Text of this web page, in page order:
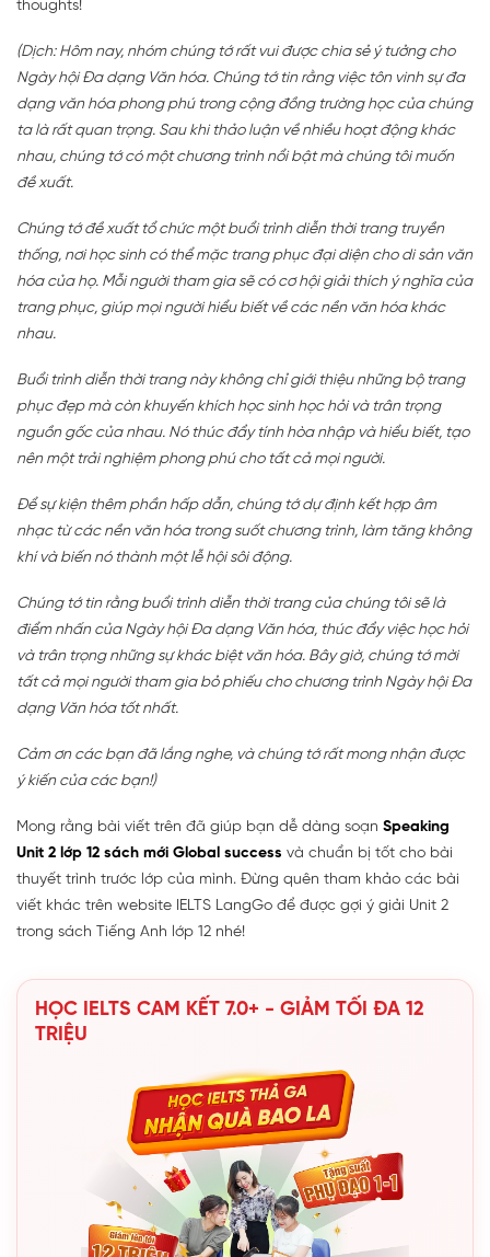
thoughts!
(Dịch: Hôm nay, nhóm chúng tớ rất vui được chia sẻ ý tưởng cho
Ngày hội Đa dạng Văn hóa. Chúng tớ tin rằng việc tôn vinh sự đa
dạng văn hóa phong phú trong cộng đồng trường học của chúng
ta là rất quan trọng. Sau khi thảo luận về nhiều hoạt động khác
nhau, chúng tớ có một chương trình nổi bật mà chúng tôi muốn
đề xuất.
Chúng tớ đề xuất tổ chức một buổi trình diễn thời trang truyền
thống, nơi học sinh có thể mặc trang phục đại diện cho di sản văn
hóa của họ. Mỗi người tham gia sẽ có cơ hội giải thích ý nghĩa của
trang phục, giúp mọi người hiểu biết về các nền văn hóa khác
nhau.
Buổi trình diễn thời trang này không chỉ giới thiệu những bộ trang
phục đẹp mà còn khuyến khích học sinh học hỏi và trân trọng
nguồn gốc của nhau. Nó thúc đẩy tính hòa nhập và hiểu biết, tạo
nên một trải nghiệm phong phú cho tất cả mọi người.
Để sự kiện thêm phần hấp dẫn, chúng tớ dự định kết hợp âm
nhạc từ các nền văn hóa trong suốt chương trình, làm tăng không
khí và biến nó thành một lễ hội sôi động.
Chúng tớ tin rằng buổi trình diễn thời trang của chúng tôi sẽ là
điểm nhấn của Ngày hội Đa dạng Văn hóa, thúc đẩy việc học hỏi
và trân trọng những sự khác biệt văn hóa. Bây giờ, chúng tớ mời
tất cả mọi người tham gia bỏ phiếu cho chương trình Ngày hội Đa
dạng Văn hóa tốt nhất.
Cảm ơn các bạn đã lắng nghe, và chúng tớ rất mong nhận được
ý kiến của các bạn!)
Mong rằng bài viết trên đã giúp bạn dễ dàng soạn Speaking
Unit 2 lớp 12 sách mới Global success và chuẩn bị tốt cho bài
thuyết trình trước lớp của mình. Đừng quên tham khảo các bài
viết khác trên website IELTS LangGo để được gợi ý giải Unit 2
trong sách Tiếng Anh lớp 12 nhé!
HỌC IELTS CAM KẾT 7.0+ - GIẢM TỐI ĐA 12
TRIỆU